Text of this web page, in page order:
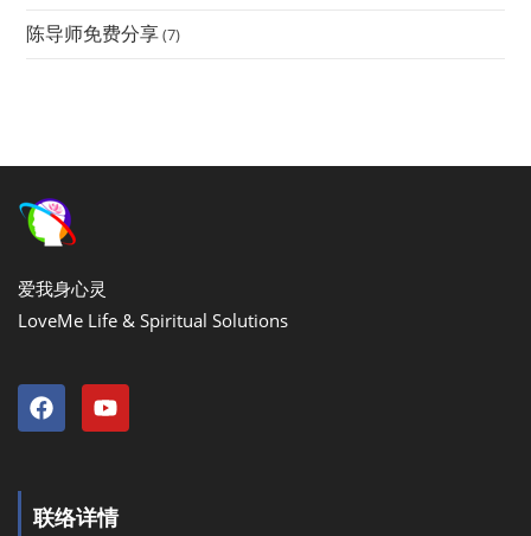
陈导师免费分享(7)
爱我身心灵
LoveMe Life & Spiritual Solutions
联络详情